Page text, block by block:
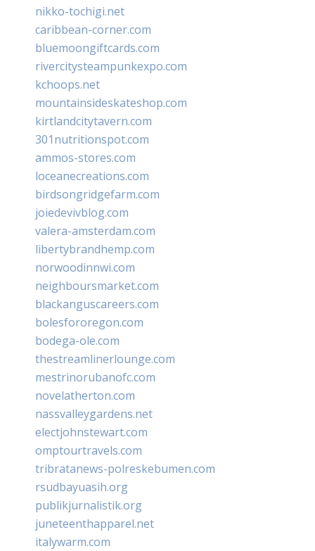
nikko-tochigi.net
caribbean-corner.com
bluemoongiftcards.com
rivercitysteampunkexpo.com
kchoops.net
mountainsideskateshop.com
kirtlandcitytavern.com
301nutritionspot.com
ammos-stores.com
loceanecreations.com
birdsongridgefarm.com
joiedevivblog.com
valera-amsterdam.com
libertybrandhemp.com
norwoodinnwi.com
neighboursmarket.com
blackanguscareers.com
bolesfororegon.com
bodega-ole.com
thestreamlinerlounge.com
mestrinorubanofc.com
novelatherton.com
nassvalleygardens.net
electjohnstewart.com
omptourtravels.com
tribratanews-polreskebumen.com
rsudbayuasih.org
publikjurnalistik.org
juneteenthapparel.net
italywarm.com